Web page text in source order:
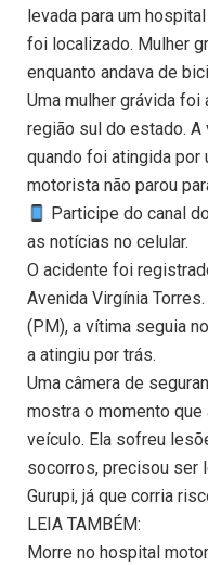
levada para um
foi localizado. Mulher
enquanto andava de
Uma mulher grávida foi
região sul do estado.
quando foi atingida por
motorista não parou
Participe do canal
as notícias no celular.
O acidente foi
Avenida Virgínia
(PM), a vítima seguia
a atingiu por trás.
Uma câmera de
mostra o momento
veículo. Ela sofreu
socorros, precisou ser
Gurupi, já que corria
LEIA TAMBÉM:
Morre no hospital